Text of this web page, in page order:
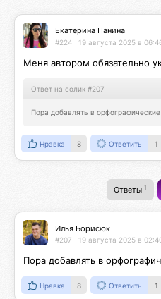
Екатерина Панина
#224 19 августа 2025 в
Меня автором обязательно
Ответ на солик #207
Пора добавлять в
Нравка 8 Ответить 1
Ответы 1
Илья Борисюк
#207 19 августа 2025 в
Пора добавлять в
Нравка 8 Ответить 1